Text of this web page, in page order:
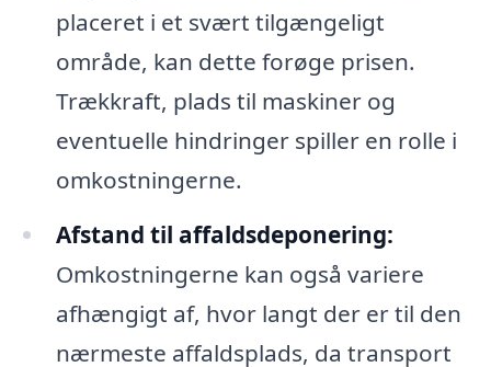
placeret i et svært tilgængeligt
område, kan dette forøge prisen.
Trækkraft, plads til maskiner og
eventuelle hindringer spiller en rolle i
omkostningerne.
Afstand til affaldsdeponering:
Omkostningerne kan også variere
afhængigt af, hvor langt der er til den
nærmeste affaldsplads, da transport